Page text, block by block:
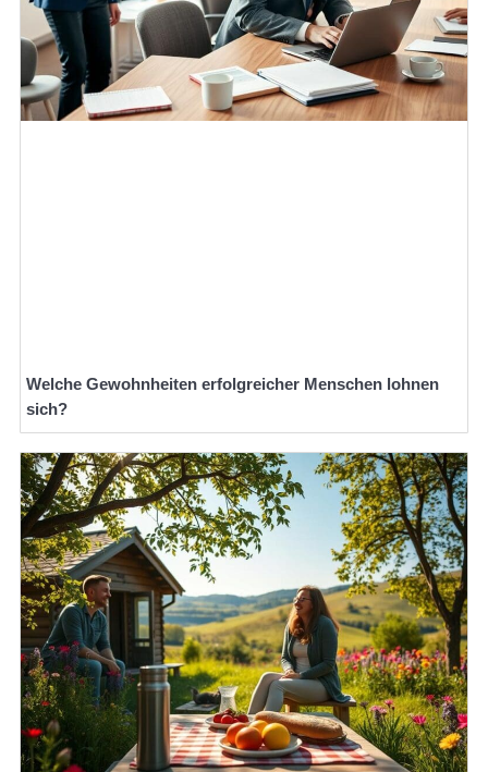
Welche Gewohnheiten erfolgreicher Menschen lohnen
sich?